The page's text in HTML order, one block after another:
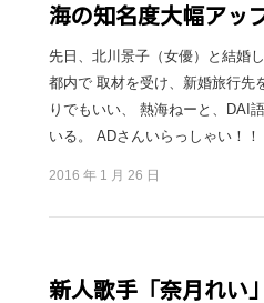
海の知名度大幅アッ
先日、北川景子（女優）と結婚
都内で 取材を受け、新婚旅行先
りでもいい、 熱海ねーと、DAI
いる。 ADさんいらっしゃい！
2016 年 1 月 26 日
新人歌手「奈月れい